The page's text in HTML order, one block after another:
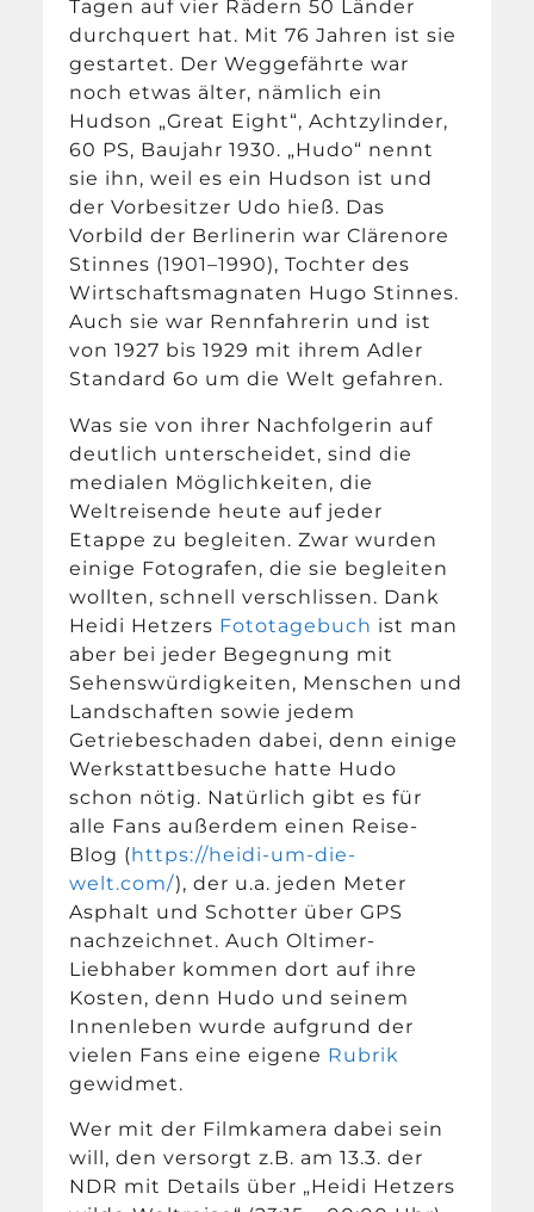
Tagen auf vier Rädern 50 Länder
durchquert hat. Mit 76 Jahren ist sie
gestartet. Der Weggefährte war
noch etwas älter, nämlich ein
Hudson „Great Eight“, Achtzylinder,
60 PS, Baujahr 1930. „Hudo“ nennt
sie ihn, weil es ein Hudson ist und
der Vorbesitzer Udo hieß. Das
Vorbild der Berlinerin war Clärenore
Stinnes (1901–1990), Tochter des
Wirtschaftsmagnaten Hugo Stinnes.
Auch sie war Rennfahrerin und ist
von 1927 bis 1929 mit ihrem Adler
Standard 6o um die Welt gefahren.
Was sie von ihrer Nachfolgerin auf
deutlich unterscheidet, sind die
medialen Möglichkeiten, die
Weltreisende heute auf jeder
Etappe zu begleiten. Zwar wurden
einige Fotografen, die sie begleiten
wollten, schnell verschlissen. Dank
Heidi Hetzers Fototagebuch ist man
aber bei jeder Begegnung mit
Sehenswürdigkeiten, Menschen und
Landschaften sowie jedem
Getriebeschaden dabei, denn einige
Werkstattbesuche hatte Hudo
schon nötig. Natürlich gibt es für
alle Fans außerdem einen Reise-
Blog (https://heidi-um-die-
welt.com/), der u.a. jeden Meter
Asphalt und Schotter über GPS
nachzeichnet. Auch Oltimer-
Liebhaber kommen dort auf ihre
Kosten, denn Hudo und seinem
Innenleben wurde aufgrund der
vielen Fans eine eigene Rubrik
gewidmet.
Wer mit der Filmkamera dabei sein
will, den versorgt z.B. am 13.3. der
NDR mit Details über „Heidi Hetzers